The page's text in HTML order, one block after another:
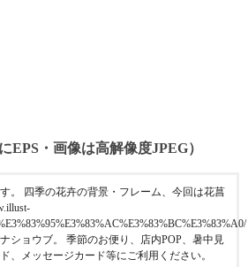
EPS・画像は高解像度JPEG）
。 四季の花卉の背景・フレーム、今回は花菖
ショウブ。 季節のお便り、店内POP、暑中見
、メッセージカード等にご利用ください。